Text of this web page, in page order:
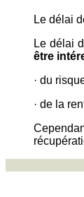
Le délai
Le délai
être
· du
· de la